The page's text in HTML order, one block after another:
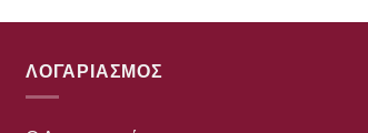
ΛΟΓΑΡΙΑΣΜΟΣ